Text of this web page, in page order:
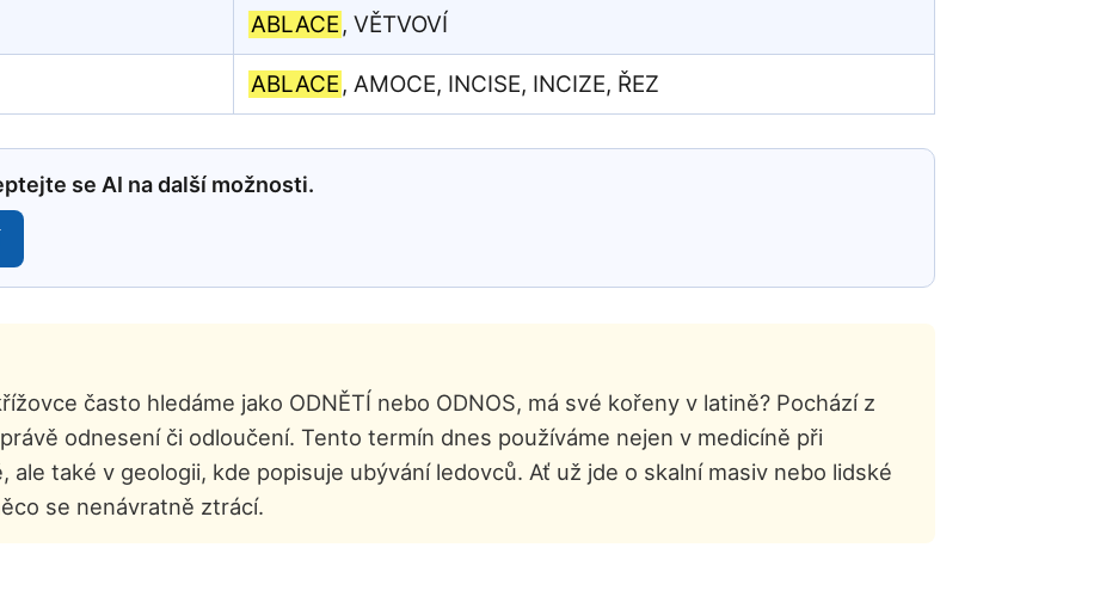
ABLACE , VĚTVOVÍ
ABLACE , AMOCE, INCISE, INCIZE, ŘEZ
se AI na další možnosti.
často hledáme jako ODNĚTÍ nebo ODNOS, má své kořeny v latině? Pochází z
odnesení či odloučení. Tento termín dnes používáme nejen v medicíně při
také v geologii, kde popisuje ubývání ledovců. Ať už jde o skalní masiv nebo lidské
se nenávratně ztrácí.